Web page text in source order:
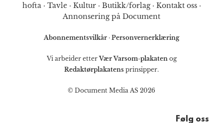
hofta· Tavle· Kultur· Butikk/forlag· Kontakt oss·
Annonsering på Document
Abonnementsvilkår · Personvernerklæring
Vi arbeider etterVær Varsom-plakatenog
Redaktørplakatens prinsipper.
© Document Media AS 2026
Følg oss